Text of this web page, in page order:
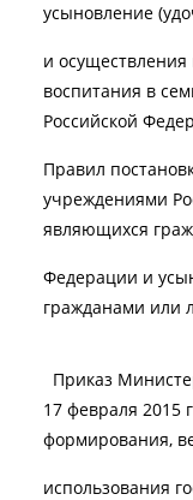
усыновление
и
воспитания в
Российской
Правил
учреждениями
являющихся
Федерации и
гражданами или
Приказ
17 февраля 2015
формирования,
использования